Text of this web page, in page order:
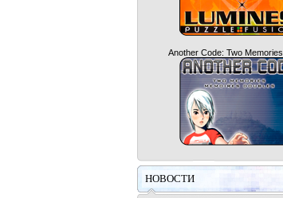
Another Code: Two Memories
НОВОСТИ